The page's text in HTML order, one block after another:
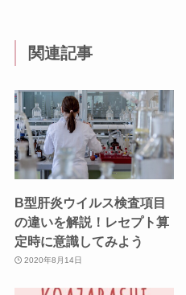
関連記事
B型肝炎ウイルス検査項目
の違いを解説！レセプト算
定時に意識してみよう
2020年8月14日